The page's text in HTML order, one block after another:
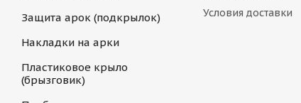
Защита арок (подкрылок)
Накладки на арки
Пластиковое крыло
(брызговик)
Условия доставки